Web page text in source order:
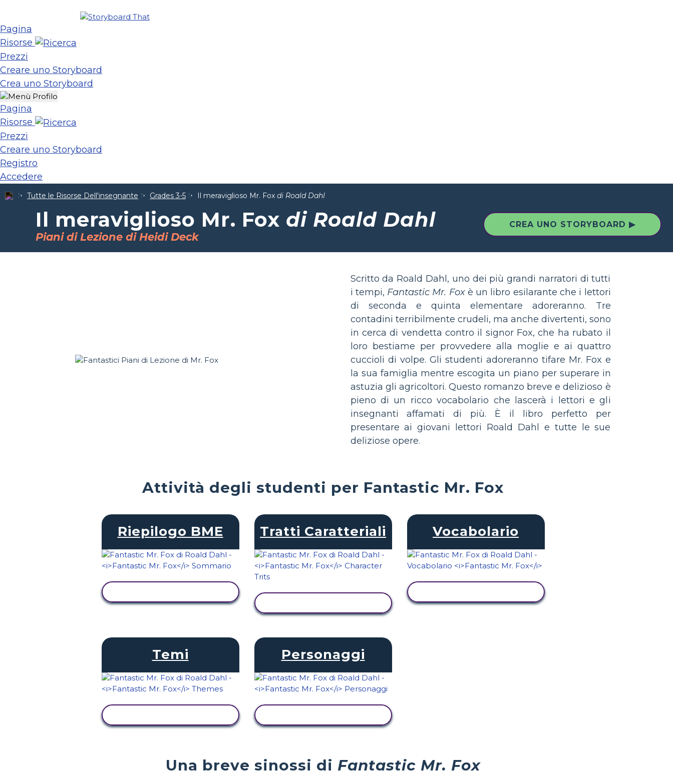
Pagina
Risorse
Prezzi
Creare uno Storyboard
Crea uno Storyboard
Pagina
Risorse
Prezzi
Creare uno Storyboard
Registro
Accedere
Tutte le Risorse Dell'insegnante Grades 3-5 Il meraviglioso Mr. Fox di Roald Dahl
Il meraviglioso Mr. Fox di Roald Dahl
Piani di Lezione di Heidi Deck
CREA UNO STORYBOARD ▶
Scritto da Roald Dahl, uno dei più grandi narratori di tutti
i tempi, Fantastic Mr. Foxè un libro esilarante che i lettori
di seconda e quinta elementare adoreranno. Tre
contadini terribilmente crudeli, ma anche divertenti, sono
in cerca di vendetta contro il signor Fox, che ha rubato il
loro bestiame per provvedere alla moglie e ai quattro
cuccioli di volpe. Gli studenti adoreranno tifare Mr. Fox e
la sua famiglia mentre escogita un piano per superare in
astuzia gli agricoltori. Questo romanzo breve e delizioso è
pieno di un ricco vocabolario che lascerà i lettori e gli
insegnanti affamati di più. È il libro perfetto per
presentare ai giovani lettori Roald Dahl e tutte le sue
deliziose opere.
Attività degli studenti per Fantastic Mr. Fox
Riepilogo BME Tratti Caratteriali Vocabolario
Temi Personaggi
Una breve sinossi di Fantastic Mr. Fox